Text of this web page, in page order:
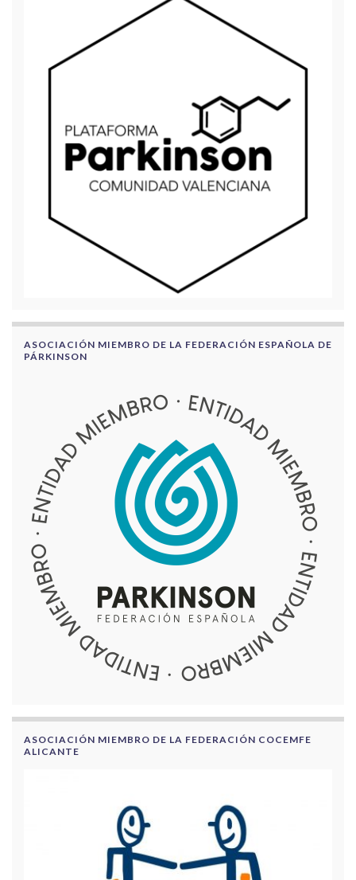
ASOCIACIÓN MIEMBRO DE LA FEDERACIÓN ESPAÑOLA DE
PÁRKINSON
ASOCIACIÓN MIEMBRO DE LA FEDERACIÓN COCEMFE
ALICANTE